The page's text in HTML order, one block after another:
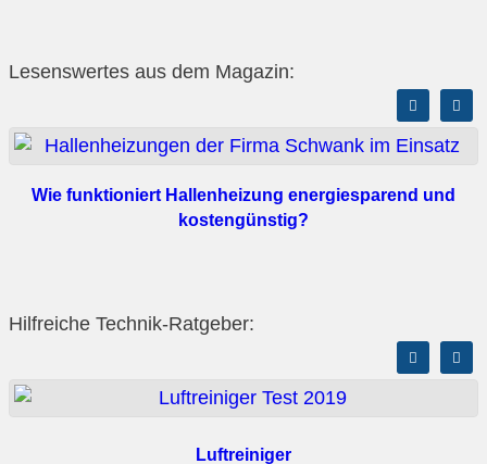
Lesenswertes aus dem Magazin:
Wie funktioniert Hallenheizung energiesparend und
kostengünstig?
Hilfreiche Technik-Ratgeber:
Luftreiniger